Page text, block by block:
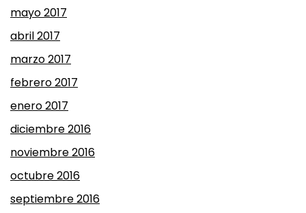
mayo 2017
abril 2017
marzo 2017
febrero 2017
enero 2017
diciembre 2016
noviembre 2016
octubre 2016
septiembre 2016